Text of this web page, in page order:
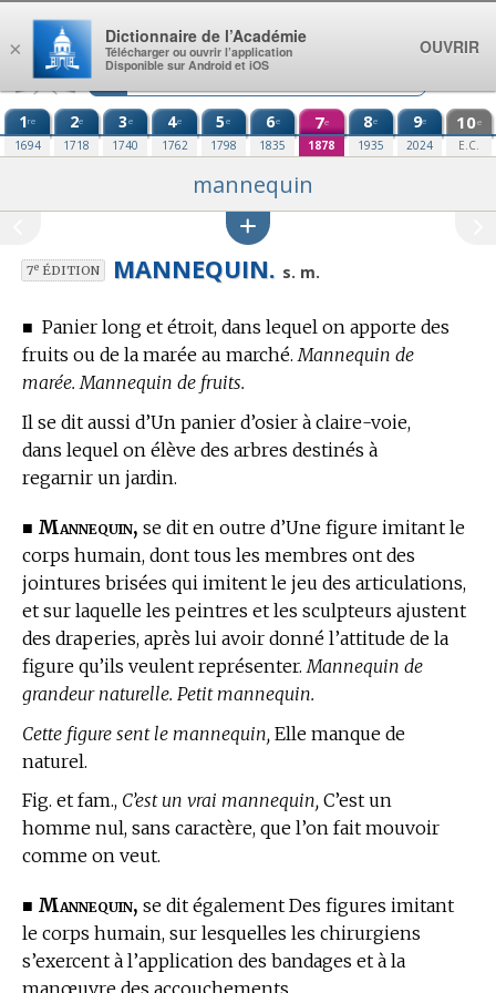
Aller au contenu
1re
1694
2e
1718
3e
1740
4e
1762
5e
1798
6e
1835
7e
1878
8e
1935
9e
2024
10e
E.C.
mannequin
7eÉDITION MANNEQUIN. s. m.
■ Panier long et étroit, dans lequel on apporte des
fruits ou de la marée au marché. Mannequin de
marée. Mannequin de fruits.
Il se dit aussi d’Un panier d’osier à claire-voie,
dans lequel on élève des arbres destinés à
regarnir un jardin.
■ Mannequin, se dit en outre d’Une figure imitant le
corps humain, dont tous les membres ont des
jointures brisées qui imitent le jeu des articulations,
et sur laquelle les peintres et les sculpteurs ajustent
des draperies, après lui avoir donné l’attitude de la
figure qu’ils veulent représenter. Mannequin de
grandeur naturelle. Petit mannequin.
Cette figure sent le mannequin, Elle manque de
naturel.
Fig. et fam., C’est un vrai mannequin, C’est un
homme nul, sans caractère, que l’on fait mouvoir
comme on veut.
■ Mannequin, se dit également Des figures imitant
le corps humain, sur lesquelles les chirurgiens
s’exercent à l’application des bandages et à la
×
Dictionnaire de l’Académie
Télécharger ou ouvrir l’application
Disponible sur Android et iOS
OUVRIR